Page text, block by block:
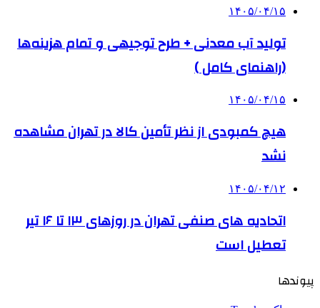
۱۴۰۵/۰۴/۱۵
تولید آب معدنی + طرح توجیهی و تمام هزینه‌ها
(راهنمای کامل )
۱۴۰۵/۰۴/۱۵
هیچ کمبودی از نظر تأمین کالا در تهران مشاهده
نشد
۱۴۰۵/۰۴/۱۲
اتحادیه های صنفی تهران در روزهای ۱۳ تا ۱۶ تیر
تعطیل است
پیوندها